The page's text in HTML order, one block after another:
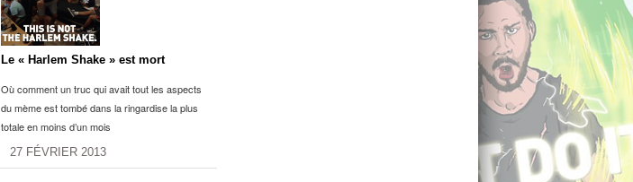
Le « Harlem Shake » est mort
Où comment un truc qui avait tout les aspects
du mème est tombé dans la ringardise la plus
totale en moins d’un mois
27 FÉVRIER 2013